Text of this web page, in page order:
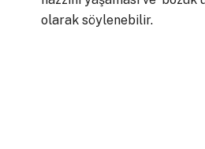
olarak söylenebilir.